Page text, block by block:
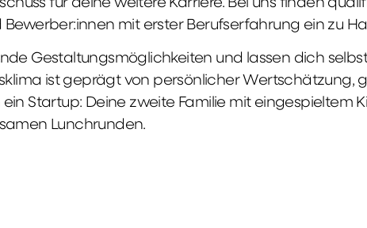
für deine weitere Karriere. Bei uns finden
mit erster Berufserfahrung ein zu
Gestaltungsmöglichkeiten und lassen dich
ist geprägt von persönlicher Wertschätzung,
Startup: Deine zweite Familie mit eingespieltem
Lunchrunden.